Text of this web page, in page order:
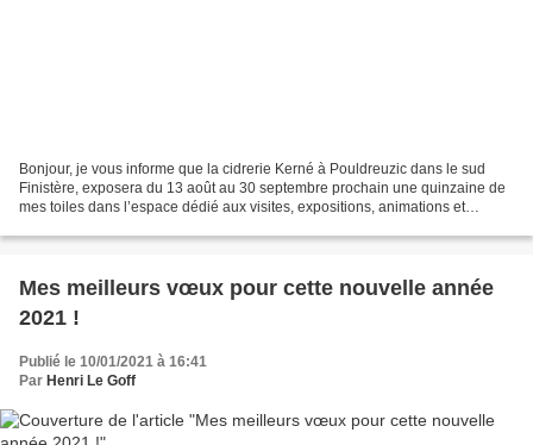
Bonjour, je vous informe que la cidrerie Kerné à Pouldreuzic dans le sud
Finistère, exposera du 13 août au 30 septembre prochain une quinzaine de
mes toiles dans l’espace dédié aux visites, expositions, animations et
Mes meilleurs vœux pour cette nouvelle année
2021 !
Publié le 10/01/2021 à 16:41
Par Henri Le Goff